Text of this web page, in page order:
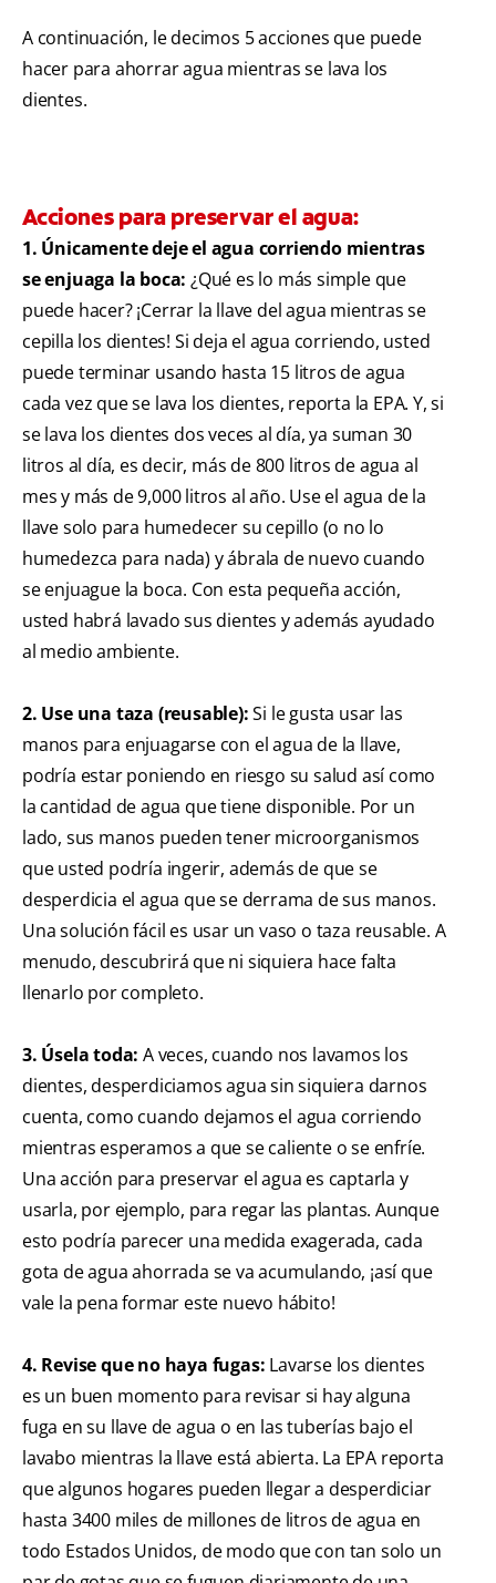
A continuación, le decimos 5 acciones que puede
hacer para ahorrar agua mientras se lava los
dientes.
Acciones para preservar el agua:
1. Únicamente deje el agua corriendo mientras
se enjuaga la boca: ¿Qué es lo más simple que
puede hacer? ¡Cerrar la llave del agua mientras se
cepilla los dientes! Si deja el agua corriendo, usted
puede terminar usando hasta 15 litros de agua
cada vez que se lava los dientes, reporta la EPA. Y, si
se lava los dientes dos veces al día, ya suman 30
litros al día, es decir, más de 800 litros de agua al
mes y más de 9,000 litros al año. Use el agua de la
llave solo para humedecer su cepillo (o no lo
humedezca para nada) y ábrala de nuevo cuando
se enjuague la boca. Con esta pequeña acción,
usted habrá lavado sus dientes y además ayudado
al medio ambiente.
2. Use una taza (reusable):Si le gusta usar las
manos para enjuagarse con el agua de la llave,
podría estar poniendo en riesgo su salud así como
la cantidad de agua que tiene disponible. Por un
lado, sus manos pueden tener microorganismos
que usted podría ingerir, además de que se
desperdicia el agua que se derrama de sus manos.
Una solución fácil es usar un vaso o taza reusable. A
menudo, descubrirá que ni siquiera hace falta
llenarlo por completo.
3. Úsela toda: A veces, cuando nos lavamos los
dientes, desperdiciamos agua sin siquiera darnos
cuenta, como cuando dejamos el agua corriendo
mientras esperamos a que se caliente o se enfríe.
Una acción para preservar el agua es captarla y
usarla, por ejemplo, para regar las plantas. Aunque
esto podría parecer una medida exagerada, cada
gota de agua ahorrada se va acumulando, ¡así que
vale la pena formar este nuevo hábito!
4. Revise que no haya fugas: Lavarse los dientes
es un buen momento para revisar si hay alguna
fuga en su llave de agua o en las tuberías bajo el
lavabo mientras la llave está abierta. La EPA reporta
que algunos hogares pueden llegar a desperdiciar
hasta 3400 miles de millones de litros de agua en
todo Estados Unidos, de modo que con tan solo un